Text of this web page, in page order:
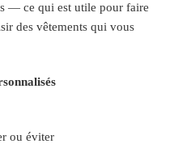
— ce qui est utile pour faire
des vêtements qui vous
ou éviter